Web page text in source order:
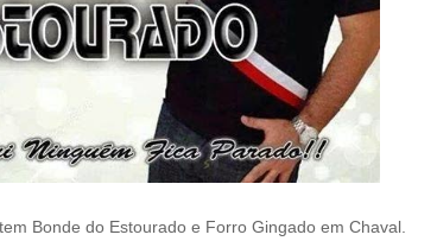
Bonde do Estourado e Forro Gingado em Chaval.